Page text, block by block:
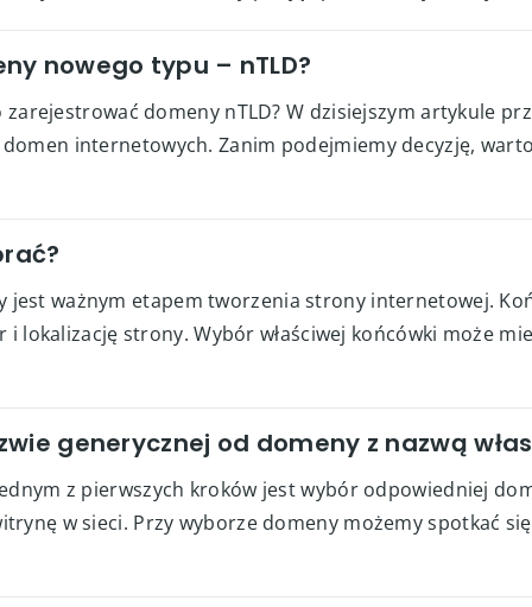
nowego typu – nTLD?
zarejestrować domeny nTLD? W dzisiejszym artykule
internetowych. Zanim podejmiemy decyzję,
ważnym etapem tworzenia strony internetowej.
strony. Wybór właściwej końcówki może
generycznej od domeny z nazwą
z pierwszych kroków jest wybór odpowiedniej
w sieci. Przy wyborze domeny możemy spotkać